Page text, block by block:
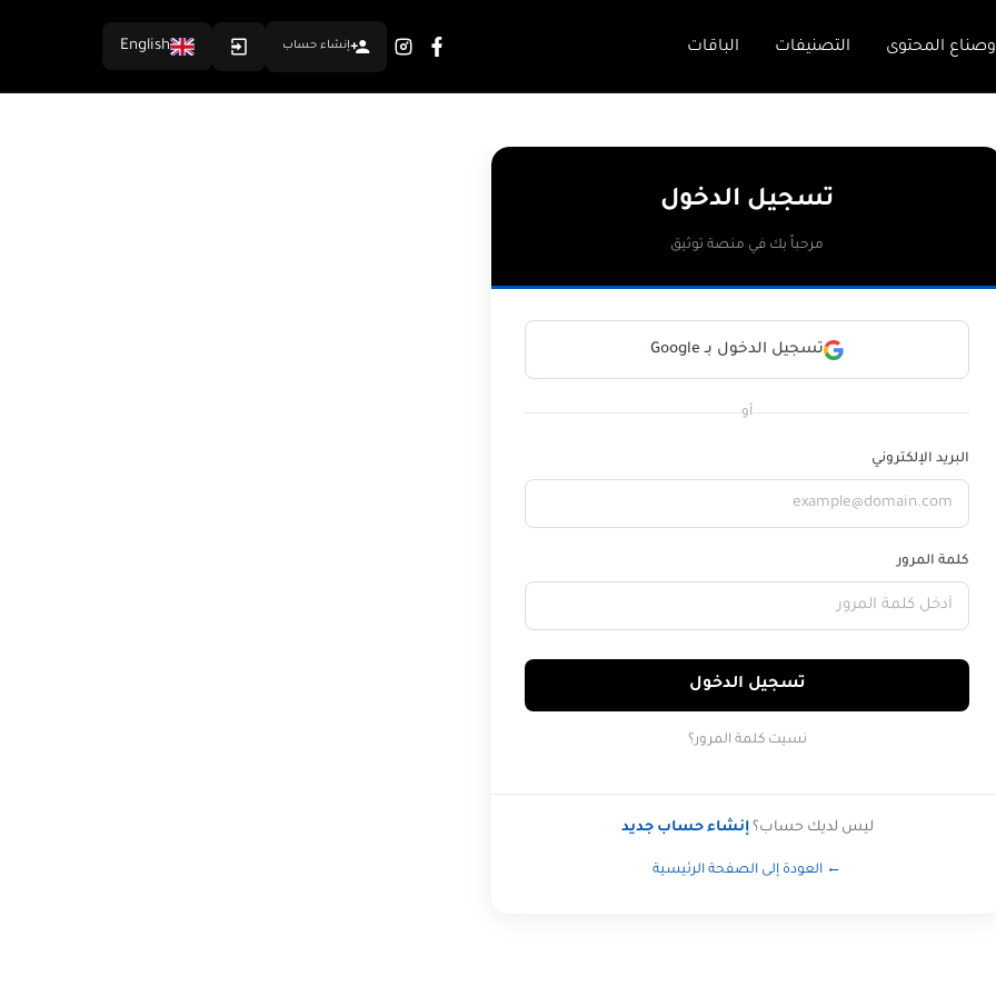
المحتوى التصنيفات الباقات إنشاء حساب English
تسجيل الدخول
مرحباً بك في منصة توثيق
تسجيل الدخول بـ Google
أو
البريد الإلكتروني
كلمة المرور
تسجيل الدخول
نسيت كلمة المرور؟
ليس لديك حساب؟إنشاء حساب جديد
← العودة إلى الصفحة الرئيسية